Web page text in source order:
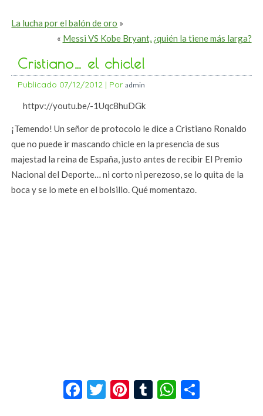
La lucha por el balón de oro »
« Messi VS Kobe Bryant, ¿quién la tiene más larga?
Cristiano… el chicle!
Publicado 07/12/2012 | Por admin
httpv://youtu.be/-1Uqc8huDGk
¡Temendo! Un señor de protocolo le dice a Cristiano Ronaldo
que no puede ir mascando chicle en la presencia de sus
majestad la reina de España, justo antes de recibir El Premio
Nacional del Deporte… ni corto ni perezoso, se lo quita de la
boca y se lo mete en el bolsillo. Qué momentazo.
Facebook
Twitter
Pinterest
TumblrWhatsApp